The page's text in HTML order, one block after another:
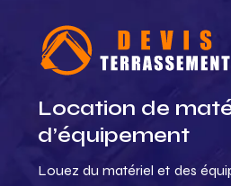
Location de
d’équipement
Louez du matériel et des